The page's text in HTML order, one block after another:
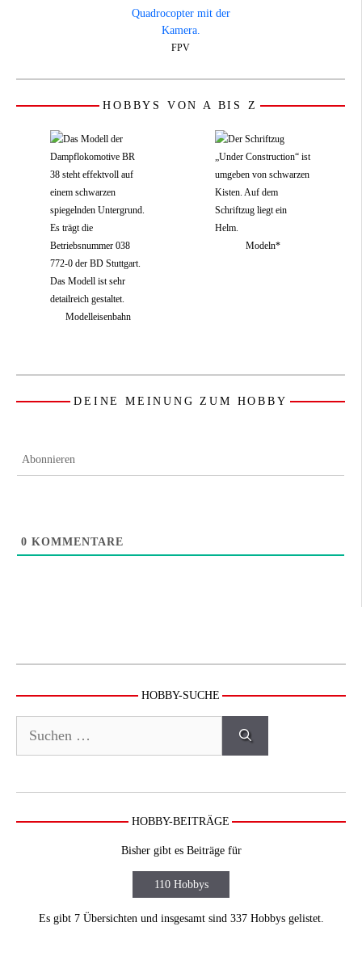
FPV
HOBBYS VON A BIS Z
Modelleisenbahn
Modeln*
DEINE MEINUNG ZUM HOBBY
Abonnieren
0 KOMMENTARE
HOBBY-SUCHE
nach:
HOBBY-BEITRÄGE
Bisher gibt es Beiträge für
110 Hobbys
Es gibt 7 Übersichten und insgesamt sind 337 Hobbys gelistet.